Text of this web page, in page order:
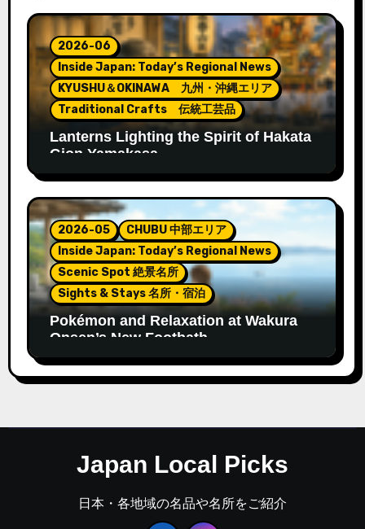
2026-06
Inside Japan: Today’s Regional News
KYUSHU＆OKINAWA 九州・沖縄エリア
Traditional Crafts 伝統工芸品
Lanterns Lighting the Spirit of Hakata
Gion Yamakasa
2026-05
CHUBU 中部エリア
Inside Japan: Today’s Regional News
Scenic Spot 絶景名所
Sights & Stays 名所・宿泊
Pokémon and Relaxation at Wakura
Onsen’s New Footbath
Japan Local Picks
日本・各地域の名品や名所をご紹介